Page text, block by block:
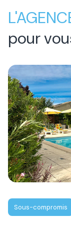
pour
Sous-compromis